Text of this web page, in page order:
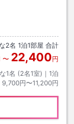
2名 1泊1部屋 合計
〜 22,400円
1名 (2名1室)｜ 1泊
9,700円〜11,200円